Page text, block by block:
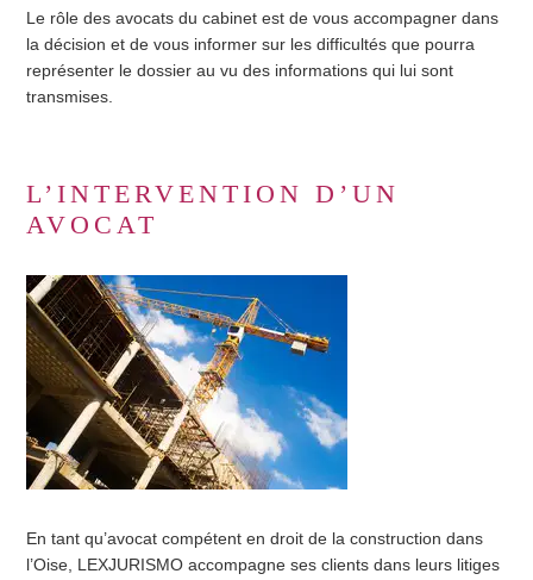
Le rôle des avocats ducabinet est de vous accompagner dans
la décision et de vous informer sur les difficultés que pourra
représenter le dossier au vu des informations qui lui sont
transmises.
L’INTERVENTION D’UN
AVOCAT
En tant qu’avocat compétent en droit de la construction dans
l’Oise, LEXJURISMO accompagne ses clients dans leurs litiges